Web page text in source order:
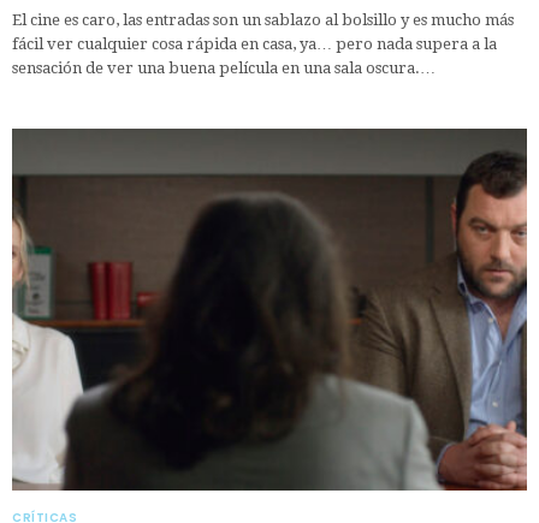
El cine es caro, las entradas son un sablazo al bolsillo y es mucho más
fácil ver cualquier cosa rápida en casa, ya… pero nada supera a la
sensación de ver una buena película en una sala oscura.…
CRÍTICAS